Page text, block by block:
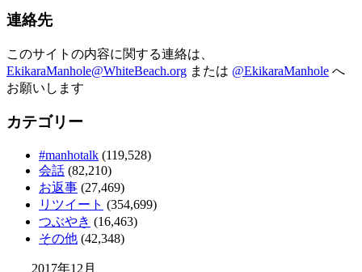
連絡先
このサイトの内容に関する連絡は、
EkikaraManhole@WhiteBeach.org または @EkikaraManhole へ
お願いします
カテゴリー
#manhotalk (119,528)
会話 (82,210)
お返事 (27,469)
リツイート (354,699)
つぶやき (16,463)
その他 (42,348)
2017年12月